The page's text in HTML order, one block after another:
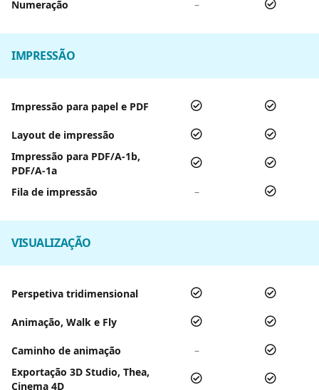
Numeração –
IMPRESSÃO
Impressão para papel e PDF
Layout de impressão
Impressão para PDF/A-1b,
PDF/A-1a
Fila de impressão
–
VISUALIZAÇÃO
Perspetiva tridimensional
Animação, Walk e Fly
Caminho de animação
–
Exportação 3D Studio, Thea,
Cinema 4D